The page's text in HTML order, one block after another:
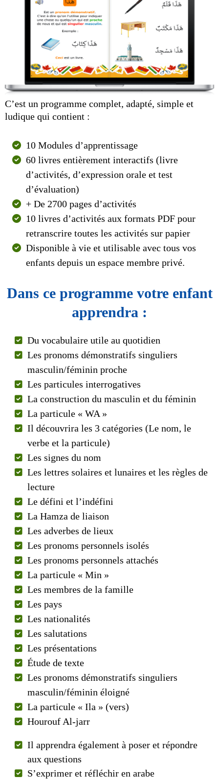
C’est un programme complet, adapté, simple et
ludique qui contient :
10 Modules d’apprentissage
60 livres entièrement interactifs (livre
d’activités, d’expression orale et test
d’évaluation)
+ De 2700 pages d’activités
10 livres d’activités aux formats PDF pour
retranscrire toutes les activités sur papier
Disponible à vie et utilisable avec tous vos
enfants depuis un espace membre privé.
Dans ce programme votre enfant
apprendra :
Du vocabulaire utile au quotidien
Les pronoms démonstratifs singuliers
masculin/féminin proche
Les particules interrogatives
La construction du masculin et du féminin
La particule « WA »
Il découvrira les 3 catégories (Le nom, le
verbe et la particule)
Les signes du nom
Les lettres solaires et lunaires et les règles de
lecture
Le défini et l’indéfini
La Hamza de liaison
Les adverbes de lieux
Les pronoms personnels isolés
Les pronoms personnels attachés
La particule « Min »
Les membres de la famille
Les pays
Les nationalités
Les salutations
Les présentations
Étude de texte
Les pronoms démonstratifs singuliers
masculin/féminin éloigné
La particule « Ila » (vers)
Hourouf Al-jarr
Il apprendra également à poser et répondre
aux questions
S’exprimer et réfléchir en arabe